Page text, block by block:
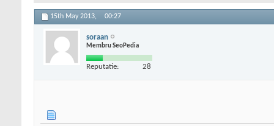
15th May 2013, 00:27
soraan
Membru SeoPedia
Reputatie: 28